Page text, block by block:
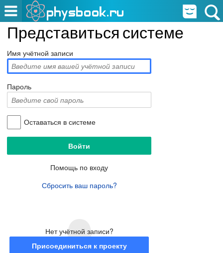
Представиться системе
Имя учётной записи
Пароль
Оставаться в системе
Помощь по входу
Сбросить ваш пароль?
Нет учётной записи?
Присоединиться к проекту